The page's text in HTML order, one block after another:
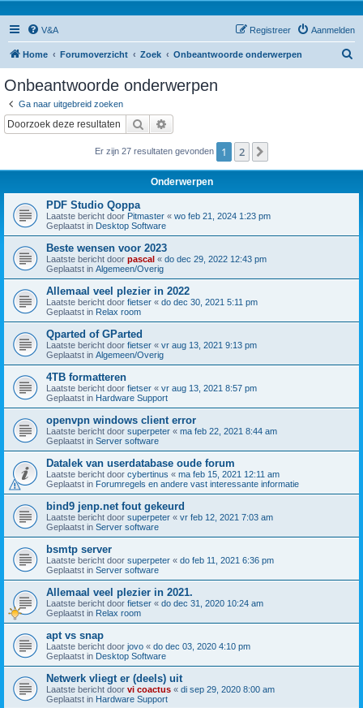
V&A Aanmelden
Registreer
Home Forumoverzicht Zoek Onbeantwoorde onderwerpen
Onbeantwoorde onderwerpen
Ga naar uitgebreid zoeken
Zoek
Er zijn 27 resultaten gevonden 1 2
Onderwerpen
PDF Studio Qoppa
Laatste bericht door Pitmaster « wo feb 21, 2024 1:23 pm
Geplaatst in Desktop Software
Beste wensen voor 2023
Laatste bericht door pascal « do dec 29, 2022 12:43 pm
Geplaatst in Algemeen/Overig
Allemaal veel plezier in 2022
Laatste bericht door fietser « do dec 30, 2021 5:11 pm
Geplaatst in Relax room
Qparted of GParted
Laatste bericht door fietser « vr aug 13, 2021 9:13 pm
Geplaatst in Algemeen/Overig
4TB formatteren
Laatste bericht door fietser « vr aug 13, 2021 8:57 pm
Geplaatst in Hardware Support
openvpn windows client error
Laatste bericht door superpeter « ma feb 22, 2021 8:44 am
Geplaatst in Server software
Datalek van userdatabase oude forum
Laatste bericht door cybertinus « ma feb 15, 2021 12:11 am
Geplaatst in Forumregels en andere vast interessante informatie
bind9 jenp.net fout gekeurd
Laatste bericht door superpeter « vr feb 12, 2021 7:03 am
Geplaatst in Server software
bsmtp server
Laatste bericht door superpeter « do feb 11, 2021 6:36 pm
Geplaatst in Server software
Allemaal veel plezier in 2021.
Laatste bericht door fietser « do dec 31, 2020 10:24 am
Geplaatst in Relax room
apt vs snap
Laatste bericht door jovo « do dec 03, 2020 4:10 pm
Geplaatst in Desktop Software
Netwerk vliegt er (deels) uit
Laatste bericht door vi coactus « di sep 29, 2020 8:00 am
Geplaatst in Hardware Support